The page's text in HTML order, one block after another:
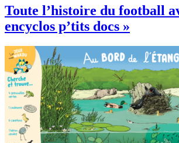
Toute l’histoire du football
encyclos p’tits docs »